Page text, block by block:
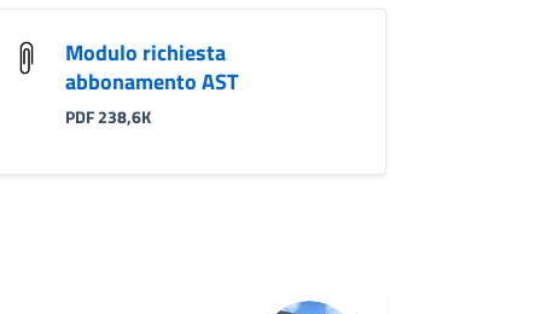
Modulo richiesta
abbonamento AST
PDF 238,6K